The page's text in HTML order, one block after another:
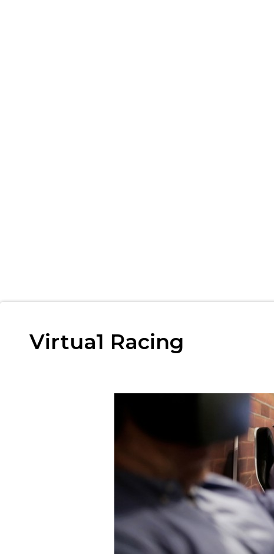
Virtua1 Racing